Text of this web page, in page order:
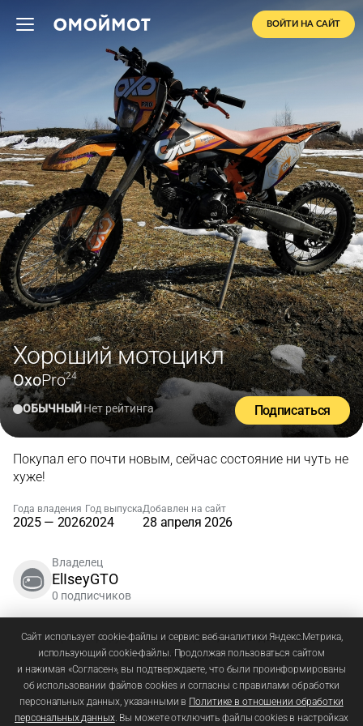
ВОЙТИ НА САЙТ
Хороший мотоцикл
OxoPro'24
ОБЫЧНЫЙНет рейтинга Подписаться
Покупал его почти новым, сейчас состояние ни чуть не
хуже!
Года владения
2025 — 2026
Год выпуска
2024
Добавлен на сайт
28 апреля 2026
Владелец
ElIseyGTO
0 подписчиков
Зарегистрируйтесьиливойдите, чтобы добавлять
комментарии
Сайт использует cookie-файлы и сервис веб-аналитики Яндекс.Метрика,
использующий cookie-файлы. Продолжая пользоваться сайтом
и нажимая «Согласен», вы подтверждаете, что были проинформированы
об использовании файлов cookies и согласны с правилами обработки
персональных данных, указанными в Политике в отношении обработки
персональных данных. Вы можете отключить файлы cookies в настройках